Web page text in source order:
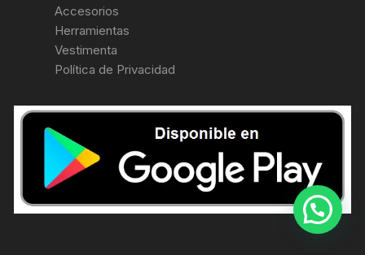
Accesorios
Herramientas
Vestimenta
Política de Privacidad